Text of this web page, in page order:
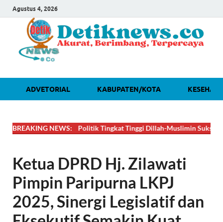
Agustus 4, 2026
ADVETORIAL KABUPATEN/KOTA
BREAKING NEWS:
DAHSYAT! Lobi Politik Tingkat Tinggi Dillah-Muslimin Sukses
Ketua DPRD Hj. Zilawati
Pimpin Paripurna LKPJ
2025, Sinergi Legislatif dan